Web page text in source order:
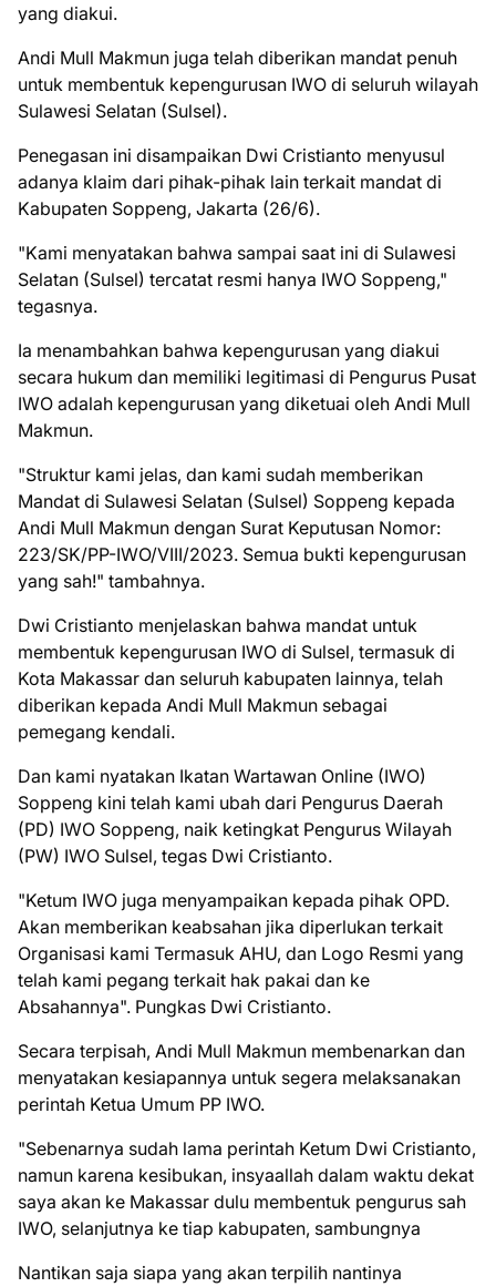
yang diakui.
Andi Mull Makmun juga telah diberikan mandat penuh
untuk membentuk kepengurusan IWO di seluruh wilayah
Sulawesi Selatan (Sulsel).
Penegasan ini disampaikan Dwi Cristianto menyusul
adanya klaim dari pihak-pihak lain terkait mandat di
Kabupaten Soppeng, Jakarta (26/6).
"Kami menyatakan bahwa sampai saat ini di Sulawesi
Selatan (Sulsel) tercatat resmi hanya IWO Soppeng,"
tegasnya.
Ia menambahkan bahwa kepengurusan yang diakui
secara hukum dan memiliki legitimasi di Pengurus Pusat
IWO adalah kepengurusan yang diketuai oleh Andi Mull
Makmun.
"Struktur kami jelas, dan kami sudah memberikan
Mandat di Sulawesi Selatan (Sulsel) Soppeng kepada
Andi Mull Makmun dengan Surat Keputusan Nomor:
223/SK/PP-IWO/VIII/2023. Semua bukti kepengurusan
yang sah!" tambahnya.
Dwi Cristianto menjelaskan bahwa mandat untuk
membentuk kepengurusan IWO di Sulsel, termasuk di
Kota Makassar dan seluruh kabupaten lainnya, telah
diberikan kepada Andi Mull Makmun sebagai
pemegang kendali.
Dan kami nyatakan Ikatan Wartawan Online (IWO)
Soppeng kini telah kami ubah dari Pengurus Daerah
(PD) IWO Soppeng, naik ketingkat Pengurus Wilayah
(PW) IWO Sulsel, tegas Dwi Cristianto.
"Ketum IWO juga menyampaikan kepada pihak OPD.
Akan memberikan keabsahan jika diperlukan terkait
Organisasi kami Termasuk AHU, dan Logo Resmi yang
telah kami pegang terkait hak pakai dan ke
Absahannya". Pungkas Dwi Cristianto.
Secara terpisah, Andi Mull Makmun membenarkan dan
menyatakan kesiapannya untuk segera melaksanakan
perintah Ketua Umum PP IWO.
"Sebenarnya sudah lama perintah Ketum Dwi Cristianto,
namun karena kesibukan, insyaallah dalam waktu dekat
saya akan ke Makassar dulu membentuk pengurus sah
IWO, selanjutnya ke tiap kabupaten, sambungnya
Nantikan saja siapa yang akan terpilih nantinya